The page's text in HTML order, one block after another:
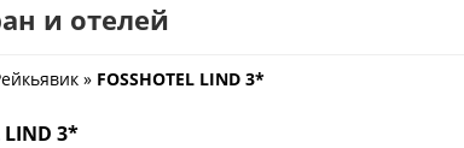
и отелей
» FOSSHOTEL LIND 3*
LIND 3*